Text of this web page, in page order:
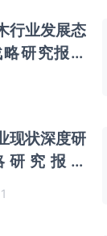
行业发展态
研究报告
现状深度研
究报告